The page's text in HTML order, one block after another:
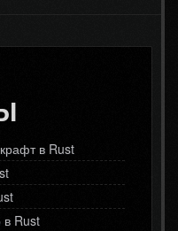
в Rust
в Rust